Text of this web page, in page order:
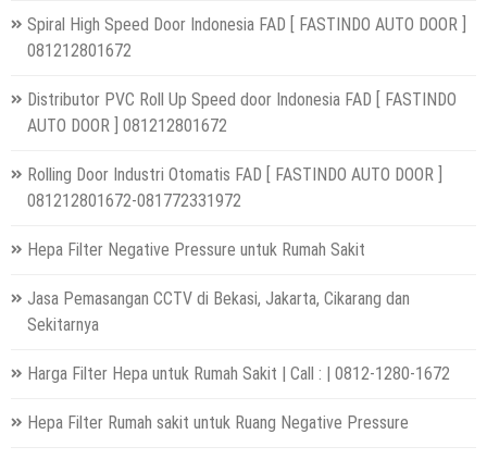
Spiral High Speed Door Indonesia FAD [ FASTINDO AUTO DOOR ]
081212801672
Distributor PVC Roll Up Speed door Indonesia FAD [ FASTINDO
AUTO DOOR ] 081212801672
Rolling Door Industri Otomatis FAD [ FASTINDO AUTO DOOR ]
081212801672-081772331972
Hepa Filter Negative Pressure untuk Rumah Sakit
Jasa Pemasangan CCTV di Bekasi, Jakarta, Cikarang dan
Sekitarnya
Harga Filter Hepa untuk Rumah Sakit | Call : | 0812-1280-1672
Hepa Filter Rumah sakit untuk Ruang Negative Pressure